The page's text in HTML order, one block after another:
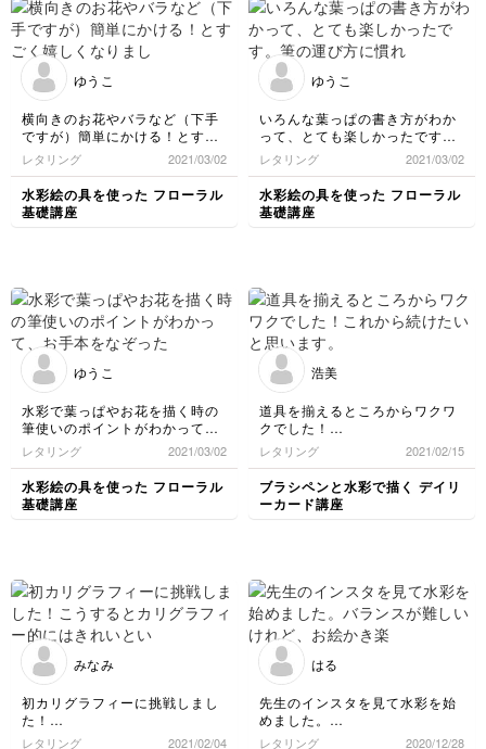
ゆうこ
横向きのお花やバラなど（下手
ですが）簡単にかける！とすご
く嬉しくなりました。水彩にも
少しずつ慣れていきたいです。
レタリング 2021/03/02
水彩絵の具を使った フローラル
基礎講座
ゆうこ
いろんな葉っぱの書き方がわか
って、とても楽しかったです。
筆の運び方に慣れたら上手く描
けるようになるかも！と少し期
待しています。
レタリング 2021/03/02
水彩絵の具を使った フローラル
基礎講座
ゆうこ
水彩で葉っぱやお花を描く時の
筆使いのポイントがわかって、
お手本をなぞったりスケッチブ
ックに練習したり楽しいです。
手元動画と先生の説明もとても
わかりやすいです。
レタリング 2021/03/02
水彩絵の具を使った フローラル
基礎講座
浩美
道具を揃えるところからワクワ
クでした！
これから続けたいと思います。
レタリング 2021/02/15
ブラシペンと水彩で描く デイリ
ーカード講座
みなみ
初カリグラフィーに挑戦しまし
た！
こうするとカリグラフィー的に
レタリング 2021/02/04
はる
先生のインスタを見て水彩を始
めました。
バランスが難しいけれど、お絵
レタリング 2020/12/28